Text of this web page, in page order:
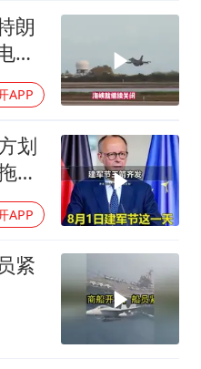
朗
话
APP
划
船
APP
紧